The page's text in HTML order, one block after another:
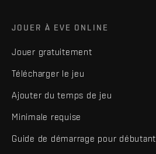
JOUER À EVE ONLINE
Jouer gratuitement
Télécharger le jeu
Ajouter du temps de jeu
Minimale requise
Guide de démarrage pour débutant